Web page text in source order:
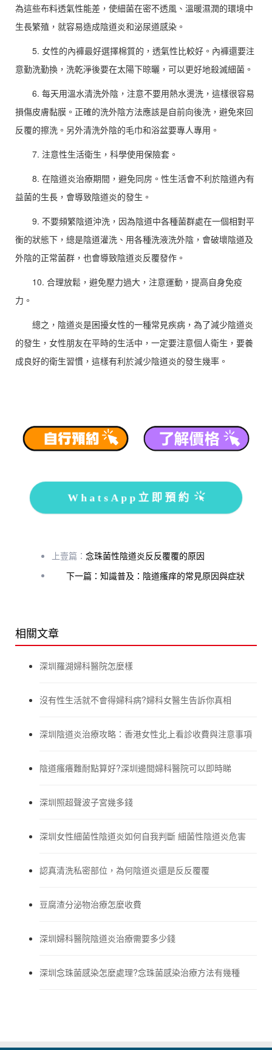
為這些布料透氣性能差，使細菌在密不透風、溫暖濕潤的環境中
生長繁殖，就容易造成陰道炎和泌尿道感染。
5. 女性的內褲最好選擇棉質的，透氣性比較好。內褲還要注
意勤洗勤換，洗乾淨後要在太陽下晾曬，可以更好地殺滅細菌。
6. 每天用溫水清洗外陰，注意不要用熱水燙洗，這樣很容易
損傷皮膚黏膜。正確的洗外陰方法應該是自前向後洗，避免來回
反覆的擦洗。另外清洗外陰的毛巾和浴盆要專人專用。
7. 注意性生活衛生，科學使用保險套。
8. 在陰道炎治療期間，避免同房。性生活會不利於陰道內有
益菌的生長，會導致陰道炎的發生。
9. 不要頻繁陰道沖洗，因為陰道中各種菌群處在一個相對平
衡的狀態下，總是陰道灌洗、用各種洗液洗外陰，會破壞陰道及
外陰的正常菌群，也會導致陰道炎反覆發作。
10. 合理放鬆，避免壓力過大，注意運動，提高自身免疫
力。
總之，陰道炎是困擾女性的一種常見疾病，為了減少陰道炎
的發生，女性朋友在平時的生活中，一定要注意個人衛生，要養
成良好的衛生習慣，這樣有利於減少陰道炎的發生幾率。
WhatsApp立即預約
上壹篇： 念珠菌性陰道炎反反覆覆的原因
下一篇：知識普及：陰道瘙痒的常見原因與症狀
相關文章
深圳羅湖婦科醫院怎麼樣
沒有性生活就不會得婦科病?婦科女醫生告訴你真相
深圳陰道炎治療攻略：香港女性北上看診收費與注意事項
陰道瘙癢難耐點算好?深圳邊間婦科醫院可以即時睇
深圳照超聲波子宮幾多錢
深圳女性細菌性陰道炎如何自我判斷 細菌性陰道炎危害
認真清洗私密部位，為何陰道炎還是反反覆覆
豆腐渣分泌物治療怎麼收費
深圳婦科醫院陰道炎治療需要多少錢
深圳念珠菌感染怎麼處理?念珠菌感染治療方法有幾種